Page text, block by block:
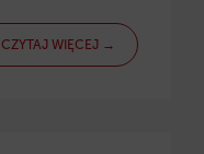
CZYTAJ WIĘCEJ →